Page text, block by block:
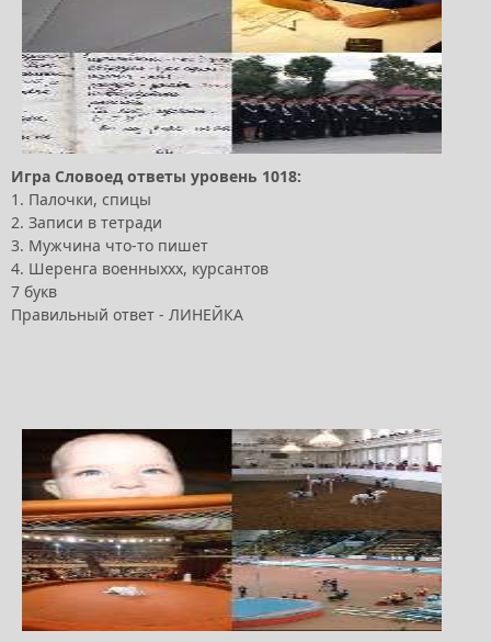
Игра Словоед ответы уровень 1018:
1. Палочки, спицы
2. Записи в тетради
3. Мужчина что-то пишет
4. Шеренга военныххх, курсантов
7 букв
Правильный ответ - ЛИНЕЙКА